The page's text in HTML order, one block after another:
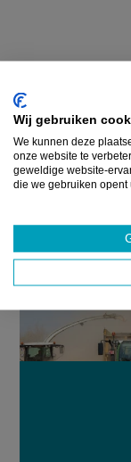
Wij gebruiken
We kunnen deze
onze website te
geweldige website-
die we gebruiken opent